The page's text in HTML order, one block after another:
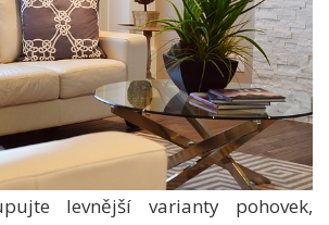
levnější varianty pohovek,